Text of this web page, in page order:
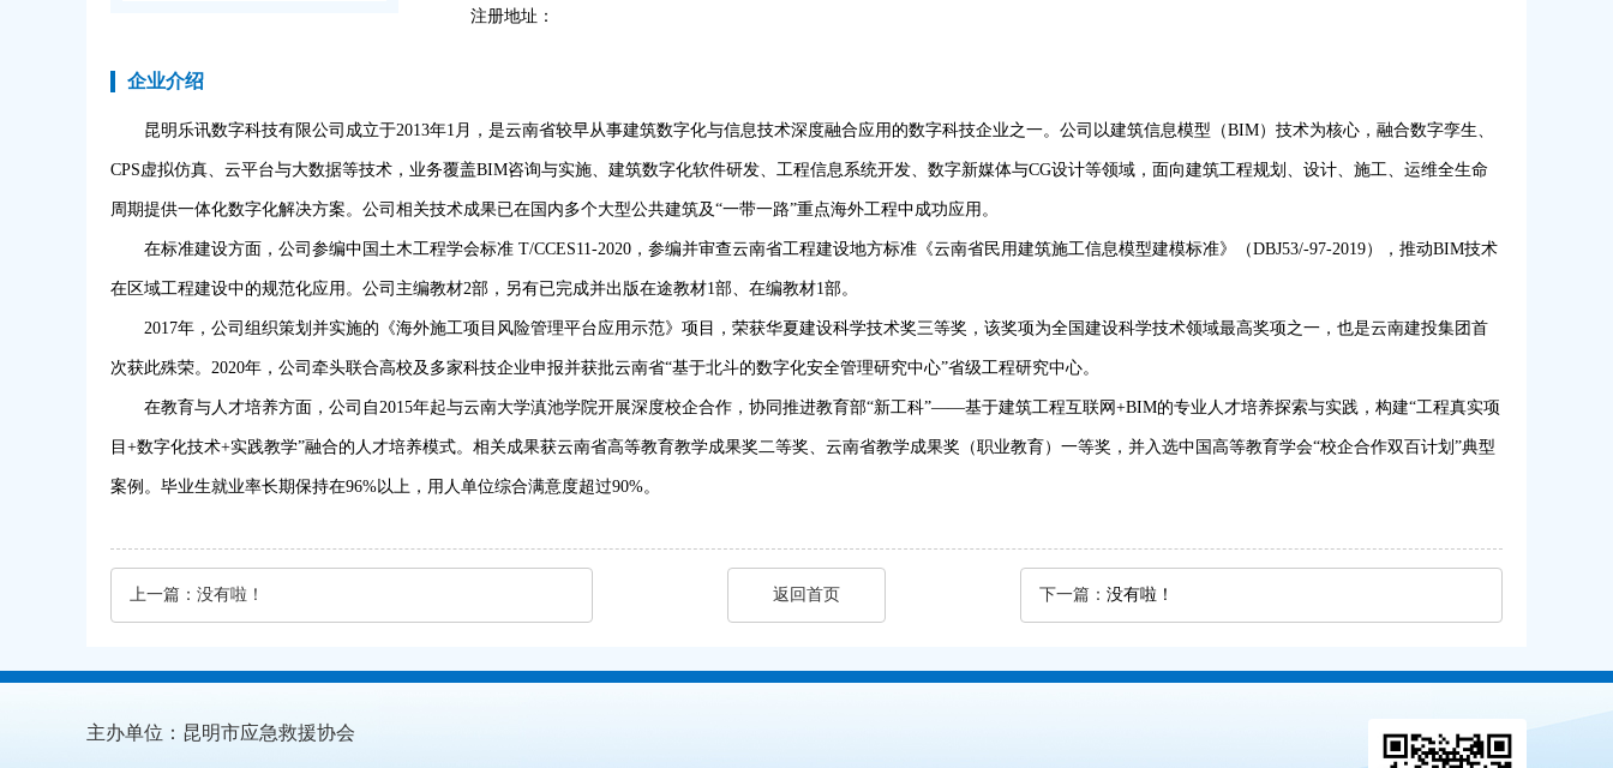
注册地址：
企业介绍
昆明乐讯数字科技有限公司成立于2013年1月，是云南省较早从事建筑数字化与信息技术深度融合应用的数字科技企业之一。公司以建筑信息模型（BIM）技术为核心，融合数字孪生、
CPS虚拟仿真、云平台与大数据等技术，业务覆盖BIM咨询与实施、建筑数字化软件研发、工程信息系统开发、数字新媒体与CG设计等领域，面向建筑工程规划、设计、施工、运维全生命
周期提供一体化数字化解决方案。公司相关技术成果已在国内多个大型公共建筑及“一带一路”重点海外工程中成功应用。
在标准建设方面，公司参编中国土木工程学会标准 T/CCES11-2020，参编并审查云南省工程建设地方标准《云南省民用建筑施工信息模型建模标准》（DBJ53/-97-2019），推动BIM技术
在区域工程建设中的规范化应用。公司主编教材2部，另有已完成并出版在途教材1部、在编教材1部。
2017年，公司组织策划并实施的《海外施工项目风险管理平台应用示范》项目，荣获华夏建设科学技术奖三等奖，该奖项为全国建设科学技术领域最高奖项之一，也是云南建投集团首
次获此殊荣。2020年，公司牵头联合高校及多家科技企业申报并获批云南省“基于北斗的数字化安全管理研究中心”省级工程研究中心。
在教育与人才培养方面，公司自2015年起与云南大学滇池学院开展深度校企合作，协同推进教育部“新工科”——基于建筑工程互联网+BIM的专业人才培养探索与实践，构建“工程真实项
目+数字化技术+实践教学”融合的人才培养模式。相关成果获云南省高等教育教学成果奖二等奖、云南省教学成果奖（职业教育）一等奖，并入选中国高等教育学会“校企合作双百计划”典型
案例。毕业生就业率长期保持在96%以上，用人单位综合满意度超过90%。
上一篇： 没有啦！ 返回首页 下一篇： 没有啦！
主办单位：昆明市应急救援协会